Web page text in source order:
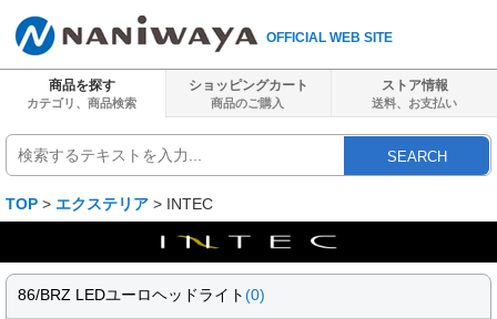
OFFICIAL WEB SITE
商品を探す
カテゴリ、商品検索
ショッピングカート
商品のご購入
ストア情報
送料、 お支払い
SEARCH
TOP > エクステリア > INTEC
86/BRZ LEDユーロヘッドライト(0)